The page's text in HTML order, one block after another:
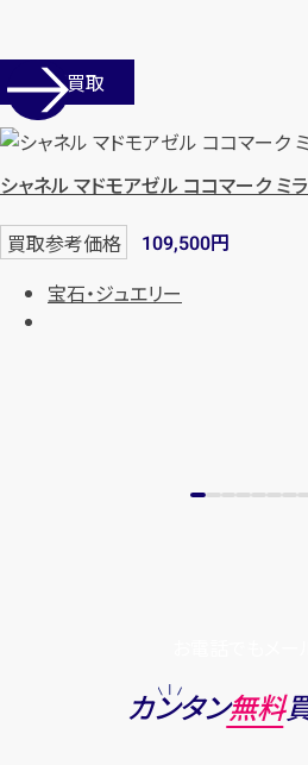
店舗買取
シャネル マドモアゼル ココマーク ミ
買取参考価格 109,500円
宝石・ジュエリー
カンタン無料